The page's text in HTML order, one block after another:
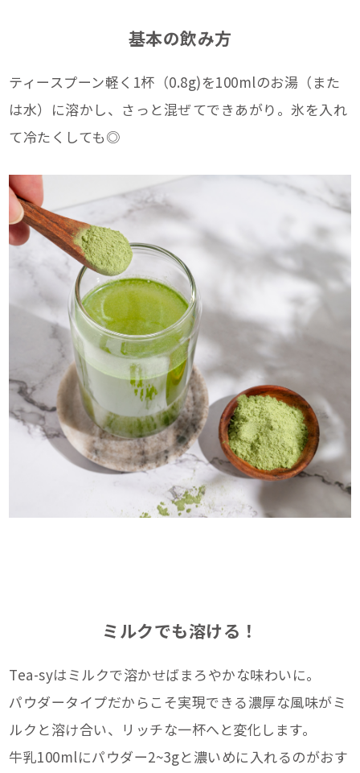
基本の飲み方
ティースプーン軽く1杯（0.8g)を100mlのお湯（また
は水）に溶かし、さっと混ぜてできあがり。氷を入れ
て冷たくしても◎
ミルクでも溶ける！
Tea-syはミルクで溶かせばまろやかな味わいに。
パウダータイプだからこそ実現できる濃厚な風味がミ
ルクと溶け合い、リッチな一杯へと変化します。
牛乳100mlにパウダー2~3gと濃いめに入れるのがおす